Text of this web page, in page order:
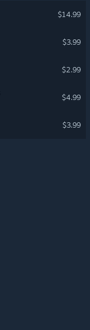
$14.99
$3.99
$2.99
$4.99
$3.99